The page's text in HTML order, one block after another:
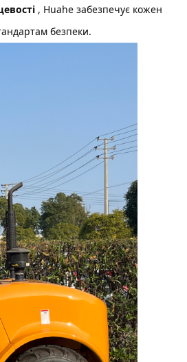
, Huahe забезпечує кожен
безпеки.